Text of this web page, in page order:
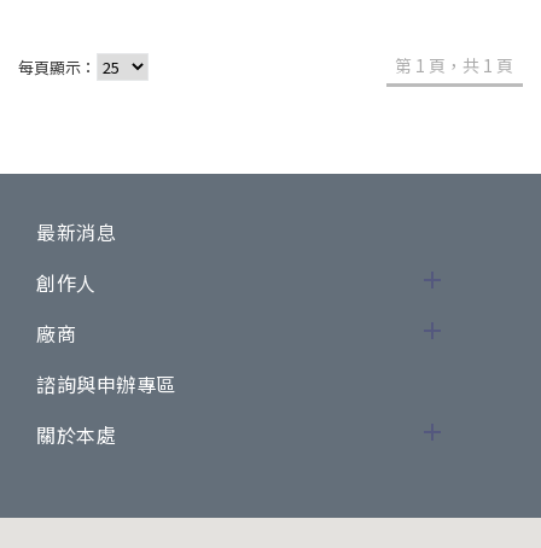
每頁顯示： 第 1 頁，共 1 頁
最新消息
創作人
廠商
諮詢與申辦專區
關於本處